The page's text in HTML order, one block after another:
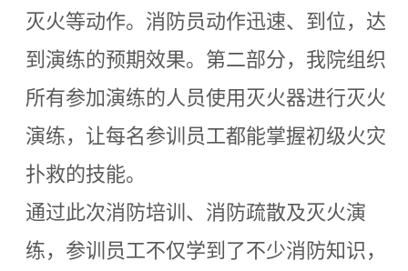
灭火等动作。消防员动作迅速、到位，达
到演练的预期效果。第二部分，我院组织
所有参加演练的人员使用灭火器进行灭火
演练，让每名参训员工都能掌握初级火灾
扑救的技能。
通过此次消防培训、消防疏散及灭火演
练，参训员工不仅学到了不少消防知识，